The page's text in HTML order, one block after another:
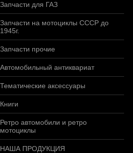
Запчасти для ГАЗ
Запчасти на мотоциклы СССР до
1945г.
Запчасти прочие
Автомобильный антиквариат
Тематические аксессуары
Книги
Ретро автомобили и ретро
мотоциклы
НАША ПРОДУКЦИЯ